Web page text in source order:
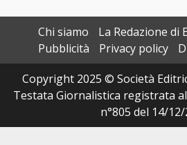
Chi siamo
La Redazione di
Pubblicità
Privacy policy
Copyright 2025 © Società
Testata Giornalistica registrata
n°805 del 14/12/